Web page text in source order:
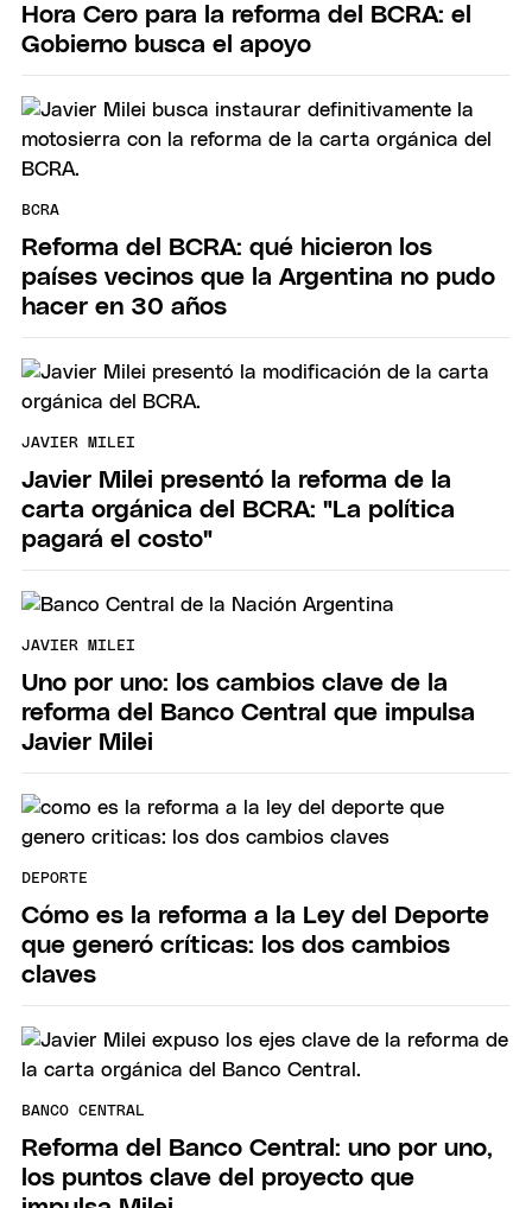
Hora Cero para la reforma del BCRA: el
Gobierno busca el apoyo
BCRA
Reforma del BCRA: qué hicieron los
países vecinos que la Argentina no pudo
hacer en 30 años
JAVIER MILEI
Javier Milei presentó la reforma de la
carta orgánica del BCRA: "La política
pagará el costo"
JAVIER MILEI
Uno por uno: los cambios clave de la
reforma del Banco Central que impulsa
Javier Milei
DEPORTE
Cómo es la reforma a la Ley del Deporte
que generó críticas: los dos cambios
claves
BANCO CENTRAL
Reforma del Banco Central: uno por uno,
los puntos clave del proyecto que